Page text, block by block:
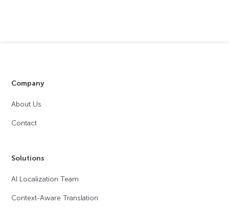
Company
About Us
Contact
Solutions
AI Localization Team
Context-Aware Translation